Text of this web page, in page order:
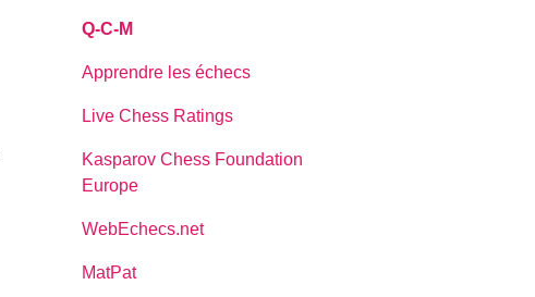
Q-C-M
Apprendre les échecs
Live Chess Ratings
Kasparov Chess Foundation
Europe
WebEchecs.net
MatPat